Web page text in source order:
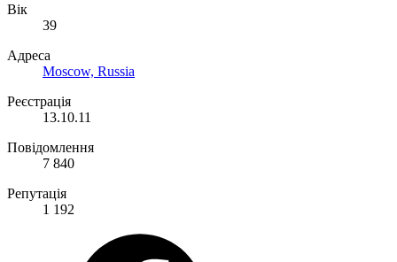
Вік
39
Адреса
Moscow, Russia
Реєстрація
13.10.11
Повідомлення
7 840
Репутація
1 192